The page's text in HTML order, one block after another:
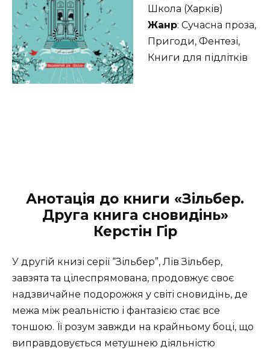
Школа (Харків)
Жанр: Сучасна проза,
Пригоди, Фентезі,
Книги для підлітків
Анотація до книги «Зільбер.
Друга книга сновидінь»
Керстін Гір
У другій книзі серії “Зільбер”, Лів Зільбер,
завзята та цілеспрямована, продовжує своє
надзвичайне подорожжя у світі сновидінь, де
межа між реальністю і фантазією стає все
тоншою. Її розум завжди на крайньому боці, що
виправдовується метушнею діяльністю